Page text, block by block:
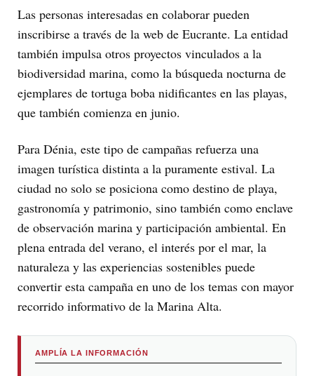
Las personas interesadas en colaborar pueden
inscribirse a través de la web de Eucrante. La entidad
también impulsa otros proyectos vinculados a la
biodiversidad marina, como la búsqueda nocturna de
ejemplares de tortuga boba nidificantes en las playas,
que también comienza en junio.
Para Dénia, este tipo de campañas refuerza una
imagen turística distinta a la puramente estival. La
ciudad no solo se posiciona como destino de playa,
gastronomía y patrimonio, sino también como enclave
de observación marina y participación ambiental. En
plena entrada del verano, el interés por el mar, la
naturaleza y las experiencias sostenibles puede
convertir esta campaña en uno de los temas con mayor
recorrido informativo de la Marina Alta.
AMPLÍA LA INFORMACIÓN